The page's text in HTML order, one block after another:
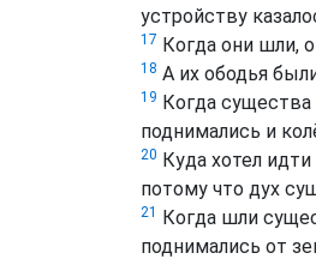
устройству
17 Когда они шли,
18 А их ободья
19 Когда существа
поднимались и
20 Куда хотел
потому что дух
21 Когда шли
поднимались от